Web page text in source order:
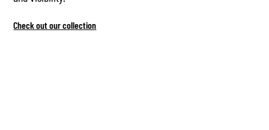
Check out our collection